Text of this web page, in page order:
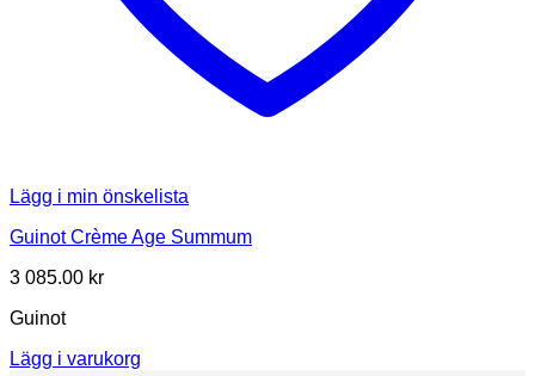
Lägg i min önskelista
Guinot Crème Age Summum
3 085.00 kr
Guinot
Lägg i varukorg